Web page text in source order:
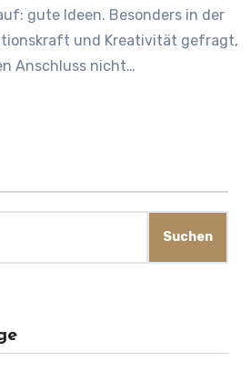
gute Ideen. Besonders in der
und Kreativität gefragt,
Anschluss nicht…
Suchen